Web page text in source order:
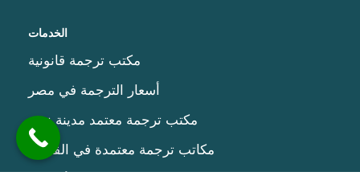
الخدمات
مكتب ترجمة قانونية
أسعار الترجمة في مصر
مكتب ترجمة معتمد مدينة نصر
مكاتب ترجمة معتمدة في القاهرة